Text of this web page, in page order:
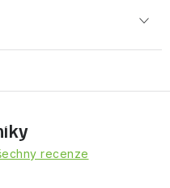
recenze